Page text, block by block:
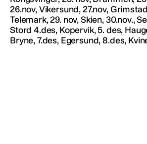
26.nov, Vikersund, 27.nov,
Telemark, 29. nov, Skien, 30.nov.,
Stord 4.des, Kopervik, 5. des,
Bryne, 7.des, Egersund, 8.des,